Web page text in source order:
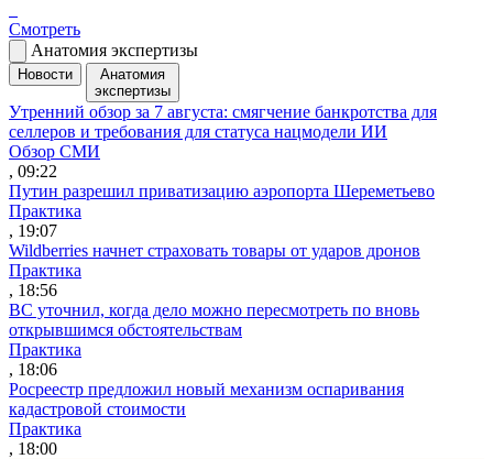
Смотреть
Анатомия экспертизы
Новости
Анатомия
экспертизы
Утренний обзор за 7 августа: смягчение банкротства для
селлеров и требования для статуса нацмодели ИИ
Обзор СМИ
, 09:22
Путин разрешил приватизацию аэропорта Шереметьево
Практика
, 19:07
Wildberries начнет страховать товары от ударов дронов
Практика
, 18:56
ВС уточнил, когда дело можно пересмотреть по вновь
открывшимся обстоятельствам
Практика
, 18:06
Росреестр предложил новый механизм оспаривания
кадастровой стоимости
Практика
, 18:00